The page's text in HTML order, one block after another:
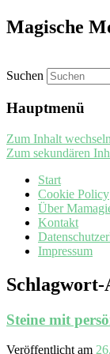
Magische
Suchen
Hauptmenü
Zum Inhalt wechseln
Zum sekundären
Start
Cookie Policy
Über
Kontakt
Impressum
Steine mit
Veröffentlicht am